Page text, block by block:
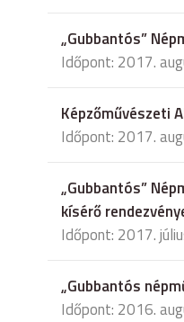
„Gubbantós”
Időpont: 2017.
Képzőművészeti
Időpont: 2017.
„Gubbantós”
kísérő
Időpont: 2017.
„Gubbantós
Időpont: 2016.